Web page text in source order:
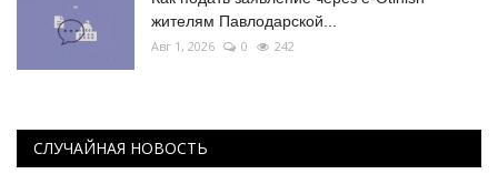
жителям Павлодарской...
Авг 1, 2026 0 242
СЛУЧАЙНАЯ НОВОСТЬ